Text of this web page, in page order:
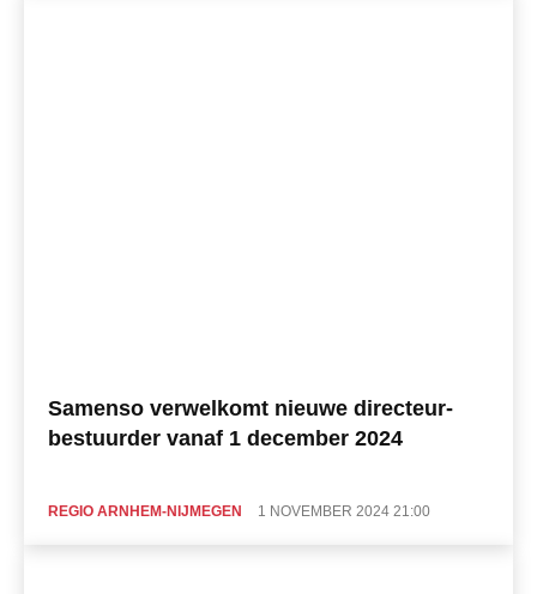
Samenso verwelkomt nieuwe directeur-
bestuurder vanaf 1 december 2024
REGIO ARNHEM-NIJMEGEN 1 NOVEMBER 2024 21:00